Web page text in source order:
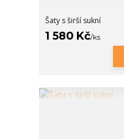
Šaty s širší sukní
1 580 Kč/ks